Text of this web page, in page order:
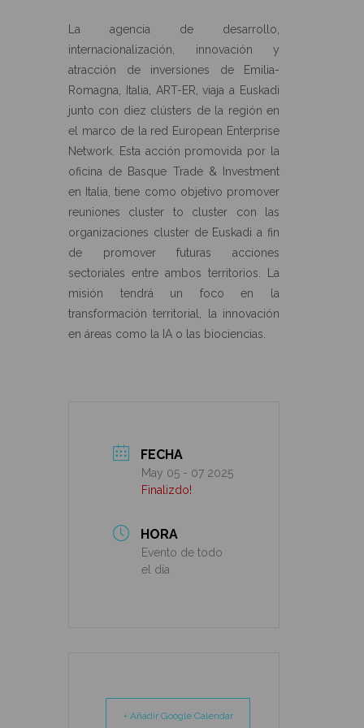
La agencia de desarrollo,
internacionalización, innovación y
atracción de inversiones de Emilia-
Romagna, Italia, ART-ER, viaja a Euskadi
junto con diez clústers de la región en
el marco de la red European Enterprise
Network. Esta acción promovida por la
oficina de Basque Trade & Investment
en Italia, tiene como objetivo promover
reuniones cluster to cluster con las
organizaciones cluster de Euskadi a fin
de promover futuras acciones
sectoriales entre ambos territorios. La
misión tendrá un foco en la
transformación territorial, la innovación
en áreas como la IA o las biociencias.
FECHA
May 05 - 07 2025
Finalizdo!
HORA
Evento de todo
el día
+ Añadir Google Calendar